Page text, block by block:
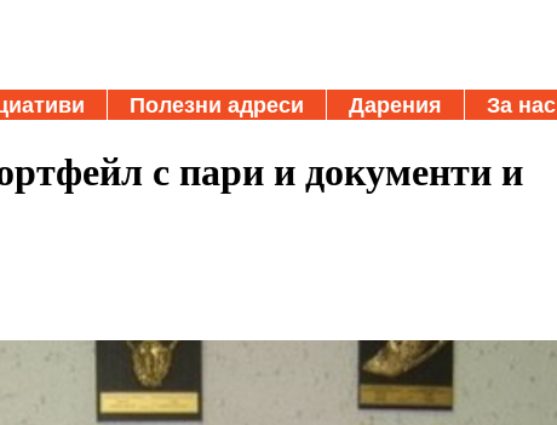
Полезни адреси Дарения За нас
с пари и документи и